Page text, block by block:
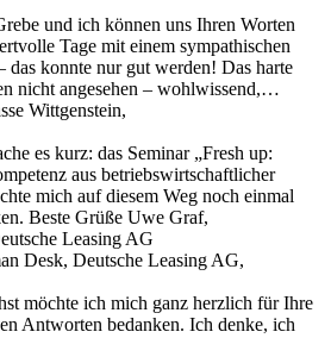
und ich können uns Ihren Worten
Tage mit einem sympathischen
das konnte nur gut werden! Das harte
nicht angesehen – wohlwissend,…
Wittgenstein,
es kurz: das Seminar „Fresh up:
aus betriebswirtschaftlicher
mich auf diesem Weg noch einmal
Beste Grüße Uwe Graf,
Leasing AG
Desk, Deutsche Leasing AG,
möchte ich mich ganz herzlich für Ihre
Antworten bedanken. Ich denke, ich